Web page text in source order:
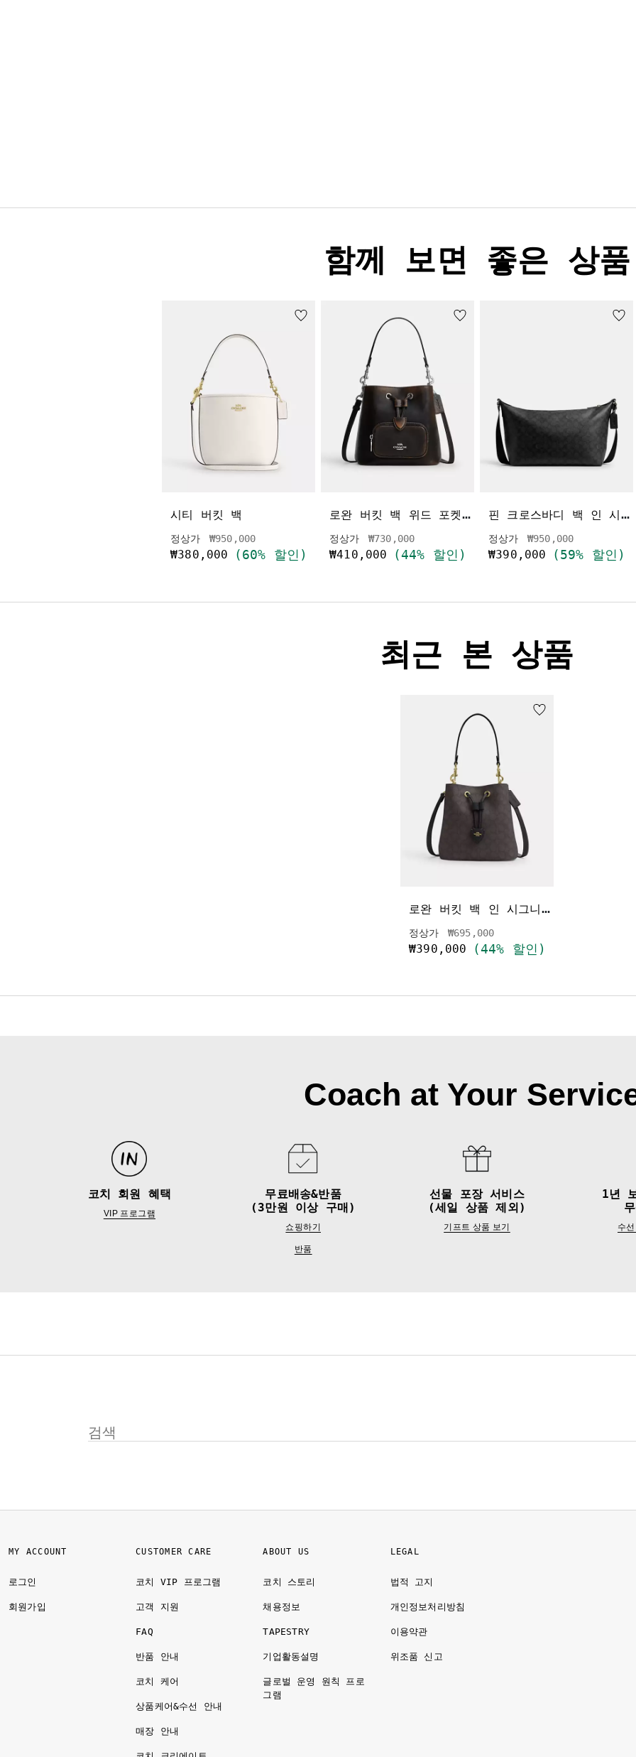
함께 보면 좋은 상품
시티 버킷 백
정상가 가격 인하 전
₩950,000인하됨
₩380,000 (60% 할인)
로
완 버킷 백 위드 포켓 인 러브드 레더
정상가 가격 인하 전
₩730,000인하됨
₩410,000 (44% 할인)
핀
크로스바디 백 인 시그니처 캔버스
정상가 가격 인하 전
₩950,000인하됨
₩390,000 (59% 할인)
최근 본 상품
로
완 버킷 백 인 시그니처 캔버스
정상가 가격 인하 전
₩695,000인하됨
₩390,000 (44% 할인)
Coach at Your
코치 회원 혜택
VIP 프로그램
무료배송&반품
(3만원 이상 구매)
쇼핑하기
반품
선물 포장 서비스
(세일 상품 제외)
기프트 상품 보기
1년
수
MY ACCOUNT
로그인
회원가입
CUSTOMER CARE
코치 VIP 프로그램
고객 지원
FAQ
반품 안내
코치 케어
상품케어&수선 안내
매장 안내
ABOUT US
코치 스토리
채용정보
TAPESTRY
기업활동설명
글로벌 운영 원칙 프로
그램
LEGAL
법적 고지
개인정보처리방침
이용약관
위조품 신고